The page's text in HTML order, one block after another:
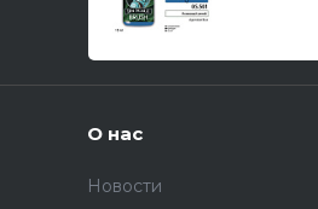
О нас
Новости